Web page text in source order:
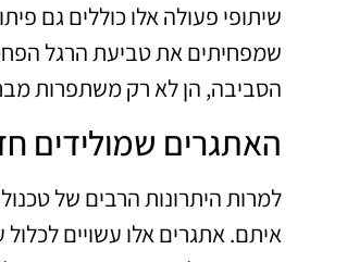
שיתופי פעולה אלו כוללים גם
שמפחיתים את טביעת הרגל
הסביבה, הן לא רק משתפרות
האתגרים שמולידים
למרות היתרונות הרבים של
איתם. אתגרים אלו עשויים